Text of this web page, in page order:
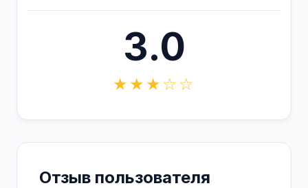
развитие литейного производства,
увеличение объемов работ по ремонту и
модернизации спецтехники, а также
дальнейшее развитие опытного
работу высококвалифицированных кадров.
3.0
★★★☆☆
Отзыв пользователя